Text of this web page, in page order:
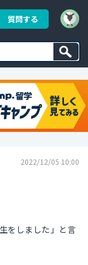
質問する
2022/12/05 10:00
をしました」と言